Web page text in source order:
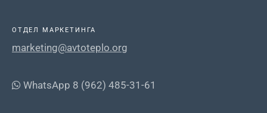
ОТДЕЛ МАРКЕТИНГА
marketing@avtoteplo.org
WhatsApp 8 (962) 485-31-61